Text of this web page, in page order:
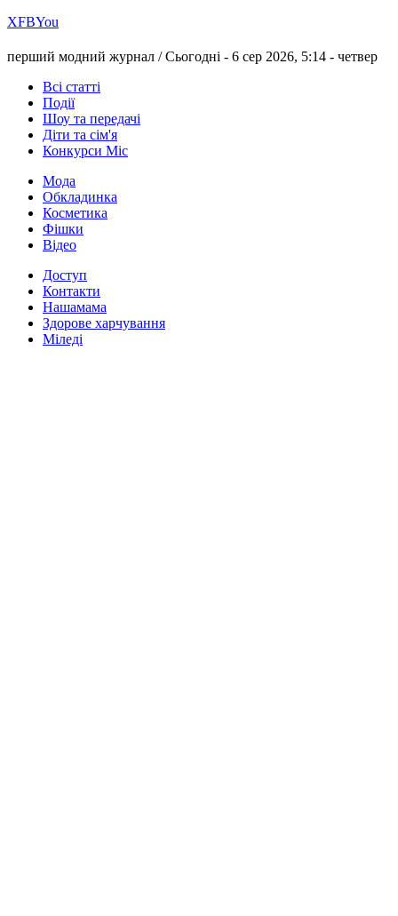
ХFBYou
перший модний журнал /Сьогодні - 6 сер 2026, 5:14 - четвер
Всі статті
Події
Шоу та передачі
Діти та сім'я
Конкурси Міс
Мода
Обкладинка
Косметика
Фішки
Відео
Доступ
Контакти
Нашамама
Здорове харчування
Міледі